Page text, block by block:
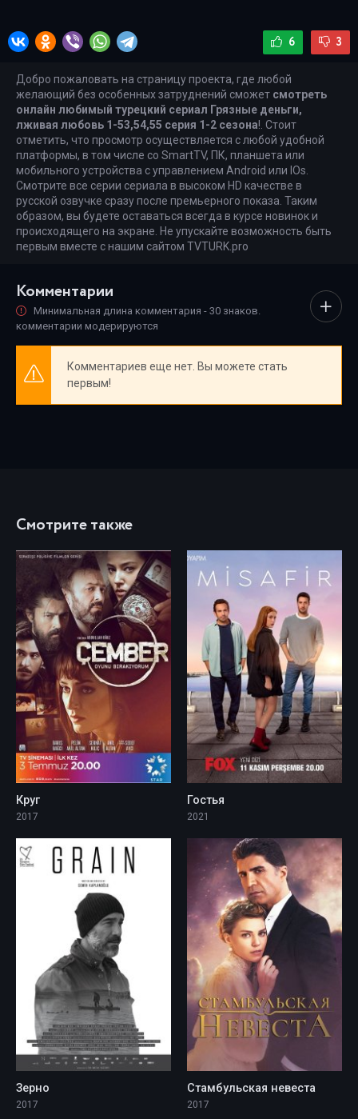
6 3
Добро пожаловать на страницу проекта, где любой
желающий без особенных затруднений сможет смотреть
онлайн любимый турецкий сериал Грязные деньги,
лживая любовь 1-53,54,55 серия 1-2 сезона!. Стоит
отметить, что просмотр осуществляется с любой удобной
платформы, в том числе со SmartTV, ПК, планшета или
мобильного устройства с управлением Android или IOs.
Смотрите все серии сериала в высоком HD качестве в
русской озвучке сразу после премьерного показа. Таким
образом, вы будете оставаться всегда в курсе новинок и
происходящего на экране. Не упускайте возможность быть
первым вместе с нашим сайтом TVTURK.pro
Комментарии
Минимальная длина комментария - 30 знаков.
комментарии модерируются
Комментариев еще нет. Вы можете стать
первым!
Смотрите также
Круг
2017
Гостья
2021
Зерно
2017
Стамбульская невеста
2017